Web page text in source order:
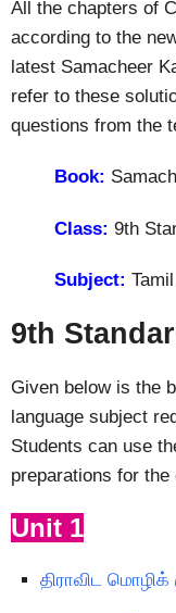
All the chapters of
according to the
latest Samacheer
refer to these
questions from the
Book:
Class: 9th
Subject:
9th
Given below is the
language subject
Students can use
preparations for the
Unit 1
திராவிட மொழிக்